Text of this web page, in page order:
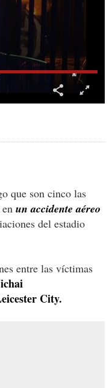
X
X
X
que son cinco las
un accidente aéreo
del estadio
entre las víctimas
City.